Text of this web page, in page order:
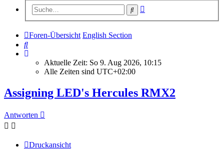
Suche
Foren-Übersicht English Section
Suche
Aktuelle Zeit: So 9. Aug 2026, 10:15
Alle Zeiten sind UTC+02:00
Assigning LED's Hercules RMX2
Antworten
Druckansicht